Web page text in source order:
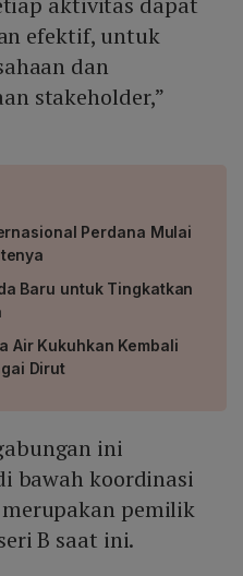
efektif, untuk
dan
stakeholder,”
Perdana Mulai
Baru untuk Tingkatkan
Air Kukuhkan Kembali
Dirut
ini
bawah koordinasi
pemilik
B saat ini.